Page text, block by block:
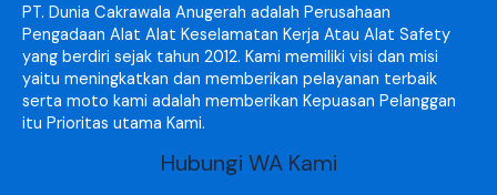
PT. Dunia Cakrawala Anugerah adalah Perusahaan
Pengadaan Alat Alat Keselamatan Kerja Atau Alat Safety
yang berdiri sejak tahun 2012. Kami memiliki visi dan misi
yaitu meningkatkan dan memberikan pelayanan terbaik
serta moto kami adalah memberikan Kepuasan Pelanggan
itu Prioritas utama Kami.
Hubungi WA Kami